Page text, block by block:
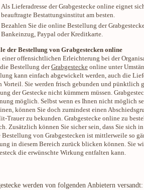
Als Lieferadresse der Grabgestecke online eignet
beauftragte Bestattungsinstitut am besten.
Bezahlen Sie die online Bestellung der
Bankeinzug, Paypal oder Kreditkarte.
der Bestellung von Grabgestecken online
einer offensichtlichen Erleichterung bei der
Bestellung derGrabgestecke online unter
kann einfach abgewickelt werden, auch die
Vorteil. Sie werden frisch gebunden und pünktlich
der Gestecke nicht kümmern müssen.
möglich. Selbst wenn es Ihnen nicht möglich
können Sie doch zumindest einen
Trauer zu bekunden. Grabgestecke online zu
Zusätzlich können Sie sicher sein, dass Sie sich
von Grabgestecken ist mittlerweile so
in diesem Bereich zurück blicken können. Sie
die erwünschte Wirkung entfalten kann.
werden von folgenden Anbietern versandt: